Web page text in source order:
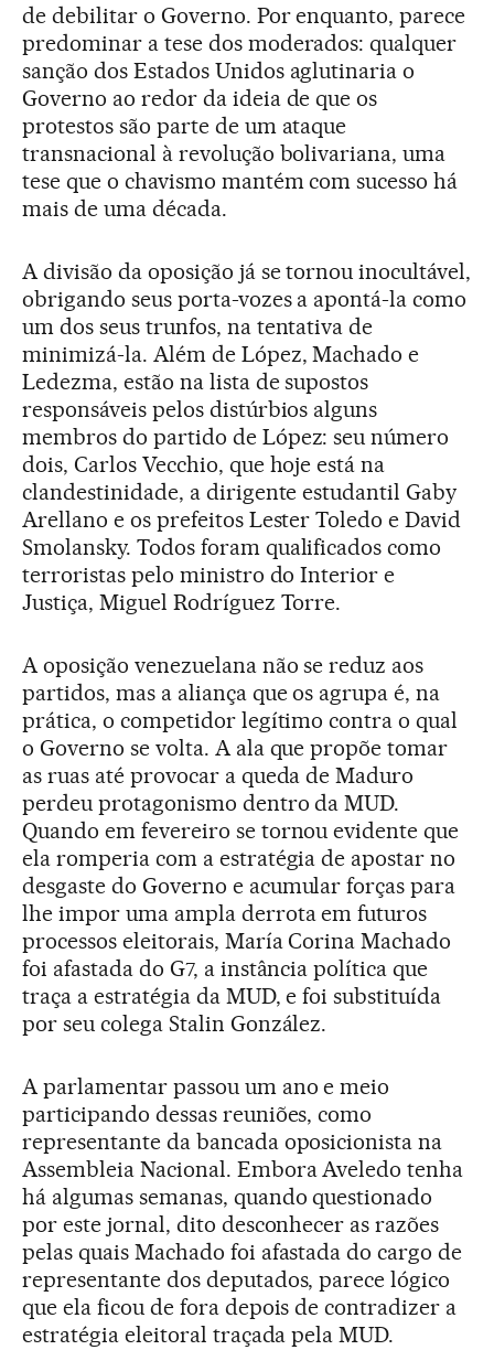
de debilitar o Governo. Por enquanto, parece
predominar a tese dos moderados: qualquer
sanção dos Estados Unidos aglutinaria o
Governo ao redor da ideia de que os
protestos são parte de um ataque
transnacional à revolução bolivariana, uma
tese que o chavismo mantém com sucesso há
mais de uma década.
A divisão da oposição já se tornou inocultável,
obrigando seus porta-vozes a apontá-la como
um dos seus trunfos, na tentativa de
minimizá-la. Além de López, Machado e
Ledezma, estão na lista de supostos
responsáveis pelos distúrbios alguns
membros do partido de López: seu número
dois, Carlos Vecchio, que hoje está na
clandestinidade, a dirigente estudantil Gaby
Arellano e os prefeitos Lester Toledo e David
Smolansky. Todos foram qualificados como
terroristas pelo ministro do Interior e
Justiça, Miguel Rodríguez Torre.
A oposição venezuelana não se reduz aos
partidos, mas a aliança que os agrupa é, na
prática, o competidor legítimo contra o qual
o Governo se volta. A ala que propõe tomar
as ruas até provocar a queda de Maduro
perdeu protagonismo dentro da MUD.
Quando em fevereiro se tornou evidente que
ela romperia com a estratégia de apostar no
desgaste do Governo e acumular forças para
lhe impor uma ampla derrota em futuros
processos eleitorais, María Corina Machado
foi afastada do G7, a instância política que
traça a estratégia da MUD, e foi substituída
por seu colega Stalin González.
A parlamentar passou um ano e meio
participando dessas reuniões, como
representante da bancada oposicionista na
Assembleia Nacional. Embora Aveledo tenha
há algumas semanas, quando questionado
por este jornal, dito desconhecer as razões
pelas quais Machado foi afastada do cargo de
representante dos deputados, parece lógico
que ela ficou de fora depois de contradizer a
estratégia eleitoral traçada pela MUD.